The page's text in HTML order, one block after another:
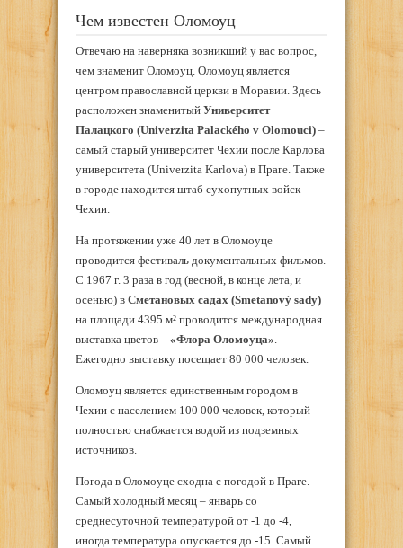
Чем известен Оломоуц
Отвечаю на наверняка возникший у вас вопрос,
чем знаменит Оломоуц. Оломоуц является
центром православной церкви в Моравии. Здесь
расположен знаменитый Университет
Палацкого (Univerzita Palackého v Olomouci) –
самый старый университет Чехии после Карлова
университета (Univerzita Karlova) в Праге. Также
в городе находится штаб сухопутных войск
Чехии.
На протяжении уже 40 лет в Оломоуце
проводится фестиваль документальных фильмов.
С 1967 г. 3 раза в год (весной, в конце лета, и
осенью) в Сметановых садах (Smetanový sady)
на площади 4395 м² проводится международная
выставка цветов – «Флора Оломоуца»
Ежегодно выставку посещает 80 000 человек.
Оломоуц является единственным городом в
Чехии с населением 100 000 человек, который
полностью снабжается водой из подземных
источников.
Погода в Оломоуце сходна с погодой в Праге.
Самый холодный месяц – январь со
среднесуточной температурой от -1 до -4,
иногда температура опускается до -15. Самый